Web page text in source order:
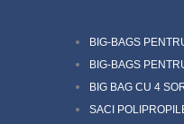
BIG-BAGS
BIG-BAGS
BIG BAG CU 4
SACI